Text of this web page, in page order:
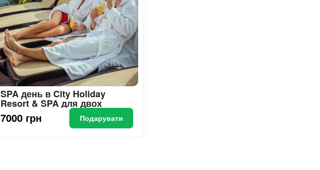
SPA день в City Holiday
Resort & SPA для двох
7000 грн Подарувати